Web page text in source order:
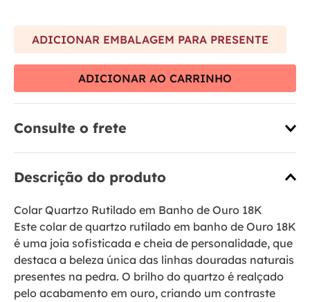
ADICIONAR EMBALAGEM PARA PRESENTE
ADICIONAR AO CARRINHO
Consulte o frete
Descrição do produto
Colar Quartzo Rutilado em Banho de Ouro 18K
Este colar de quartzo rutilado em banho de Ouro 18K
é uma joia sofisticada e cheia de personalidade, que
destaca a beleza única das linhas douradas naturais
presentes na pedra. O brilho do quartzo é realçado
pelo acabamento em ouro, criando um contraste